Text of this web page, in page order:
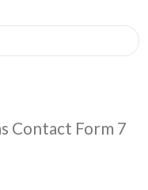
Contact Form 7